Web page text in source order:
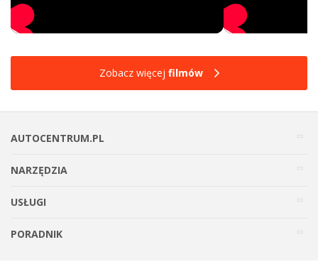
Zobacz więcej filmów
AUTOCENTRUM.PL
NARZĘDZIA
USŁUGI
PORADNIK